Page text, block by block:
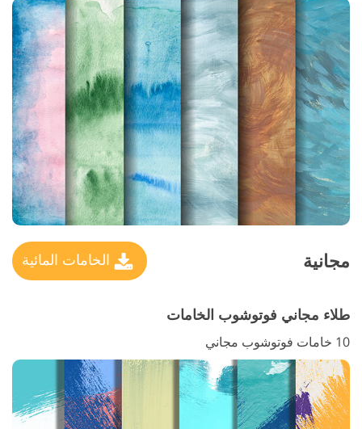
مجانية الخامات المائية
طلاء مجاني فوتوشوب الخامات
10 خامات فوتوشوب مجاني